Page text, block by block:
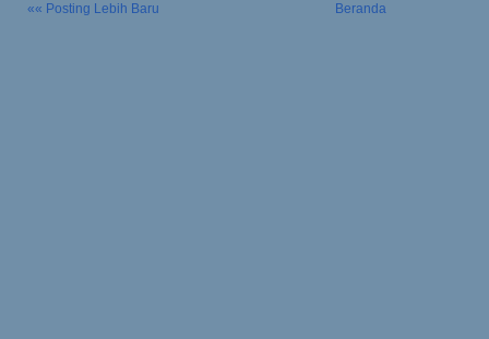
«« Posting Lebih Baru Beranda